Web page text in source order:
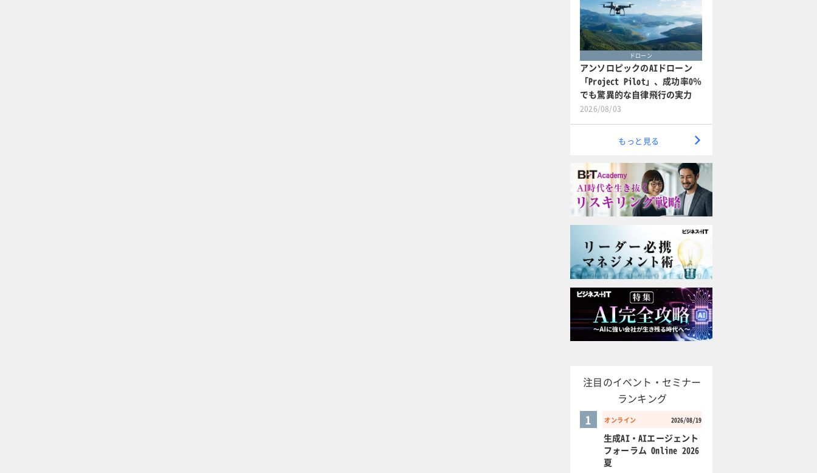
ドローン
アンソロピックのAIドローン
「Project Pilot」、成功率0％
でも驚異的な自律飛行の実力
2026/08/03
もっと見る
注目のイベント・セミナー
ランキング
オンライン 2026/08/19
1
生成AI・AIエージェント
フォーラム Online 2026
夏